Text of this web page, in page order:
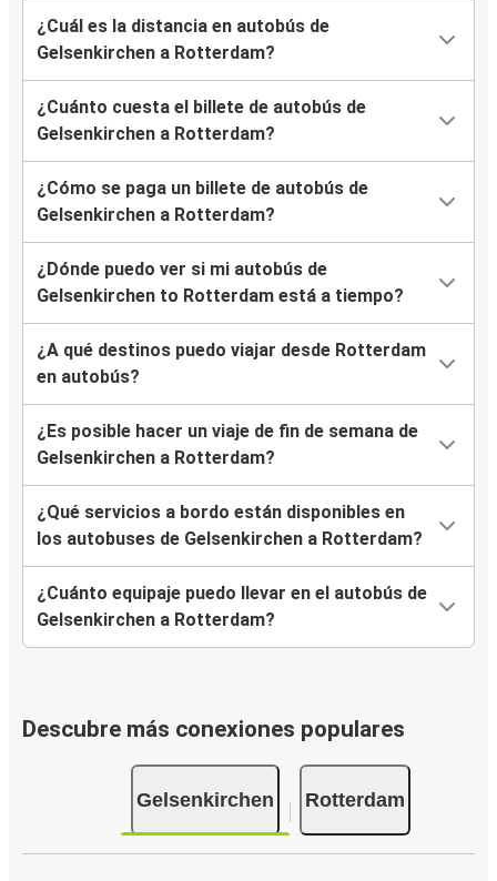
¿Cuál es la distancia en autobús de
Gelsenkirchen a Rotterdam?
¿Cuánto cuesta el billete de autobús de
Gelsenkirchen a Rotterdam?
¿Cómo se paga un billete de autobús de
Gelsenkirchen a Rotterdam?
¿Dónde puedo ver si mi autobús de
Gelsenkirchen to Rotterdam está a tiempo?
¿A qué destinos puedo viajar desde Rotterdam
en autobús?
¿Es posible hacer un viaje de fin de semana de
Gelsenkirchen a Rotterdam?
¿Qué servicios a bordo están disponibles en
los autobuses de Gelsenkirchen a Rotterdam?
¿Cuánto equipaje puedo llevar en el autobús de
Gelsenkirchen a Rotterdam?
Descubre más conexiones populares
Gelsenkirchen Rotterdam